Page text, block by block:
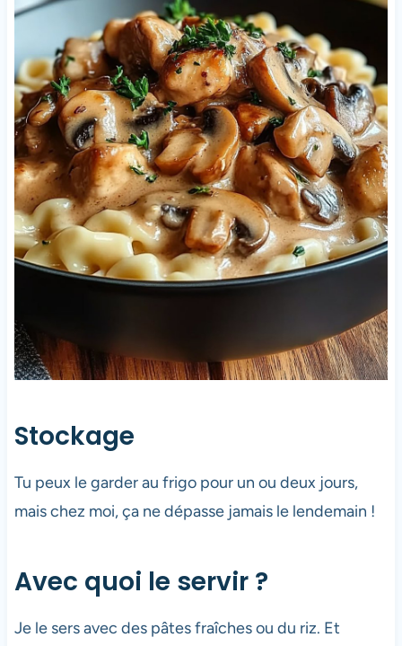
Stockage
Tu peux le garder au frigo pour un ou deux jours,
mais chez moi, ça ne dépasse jamais le lendemain !
Avec quoi le servir ?
Je le sers avec des pâtes fraîches ou du riz. Et